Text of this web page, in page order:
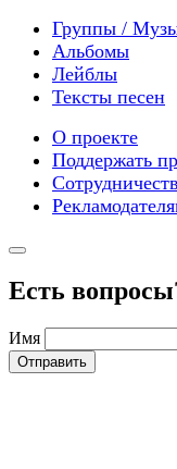
Группы /
Альбомы
Лейблы
Тексты песен
О проекте
Поддержать
Есть
Имя